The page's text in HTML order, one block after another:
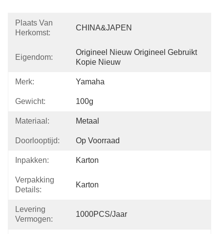
Plaats Van
Herkomst:
CHINA&JAPEN
Eigendom:
Origineel Nieuw Origineel Gebruikt
Kopie Nieuw
Merk: Yamaha
Gewicht: 100g
Materiaal: Metaal
Doorlooptijd: Op Voorraad
Inpakken: Karton
Verpakking
Details:
Karton
Levering
Vermogen:
1000PCS/jaar